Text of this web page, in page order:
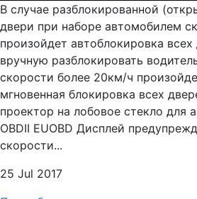
В случае разблокированной
двери при наборе автомобилем
произойдет автоблокировка
вручную разблокировать
скорости более 20км/ч
мгновенная блокировка всех
проектор на лобовое стекло для
OBDII EUOBD Дисплей
скорости...
25 Jul 2017